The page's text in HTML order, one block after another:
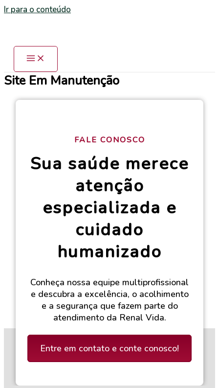
Ir para o conteúdo
Site Em Manutenção
FALE CONOSCO
Sua saúde merece
atenção
especializada e
cuidado
humanizado
Conheça nossa equipe multiprofissional
e descubra a excelência, o acolhimento
e a segurança que fazem parte do
atendimento da Renal Vida.
Entre em contato e conte conosco!